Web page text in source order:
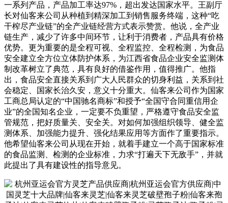
一系列产品，产品加工率达97%，超出发达国家水平。王副厅
长对仙客来公司从种植到精深加工到销售服务终端，这种“吃
干榨尽产业链”的全产业链经营方式表示赞赏。他说，全产业
链生产，减少了许多中间环节，让利于消费者，产品具有价格
优势。更为重要的是全程可视、全程监控、全程检测，为食品
安全建立全方位立体防护体系，为江西省食品企业安全监测体
制改革树立了典范，具有良好的借鉴作用，值得推广。他指
出，食品安全直接关系到广大人民群众的切身利益，关系到社
会稳定、国家长治久安，意义十分重大。仙客来公司作为国家
工商总局认定的“中国驰名商标”和授予“全国守合同重信用企
业”的全国知名企业，一定要不负重望，严格遵守食品安全监
管规范，把好质量关、安全关。对如何加强组织领导、健全监
测体系、加强能力提升、强化结果应用等方面作了重要指示。
他希望仙客来公司从现在开始，就着手建立一个高于国家标准
的食品监测、检测的企业标准，力求“打遍天下无敌手”，并就
此提出了具有建设性的指导意见。